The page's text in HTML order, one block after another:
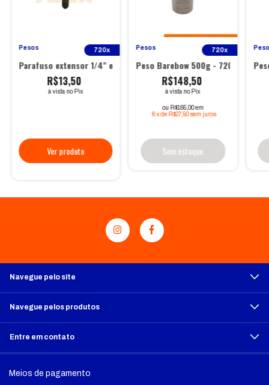
Pesos 720x
Parafuso extensor 1/4" e 5/16" - 720x
R$13,50
à vista no Pix
Pesos 720x
Peso Barebow 500g - 720x
R$148,50
à vista no Pix
ou R$165,00 em
6xde R$27,50sem juros
Sem estoque
Navegue pelo site
Navegue pelos produtos
Entre em contato
Meios de pagamento